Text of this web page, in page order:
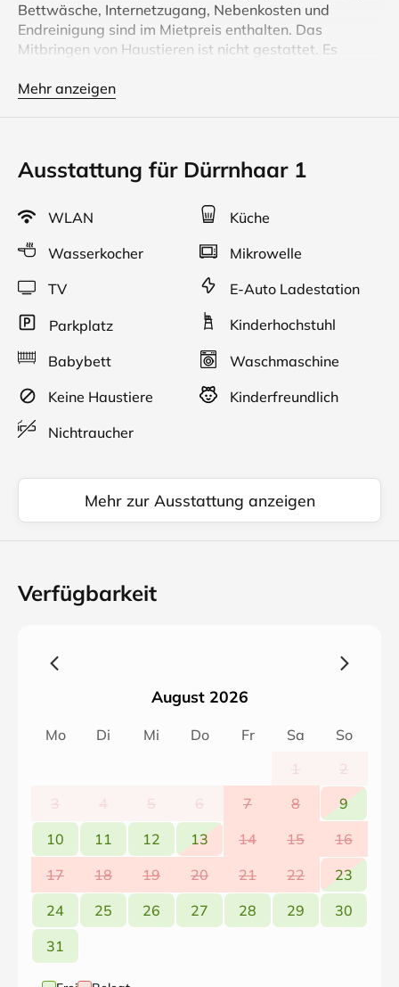
Bettwäsche, Internetzugang, Nebenkosten und
Endreinigung sind im Mietpreis enthalten. Das
Mitbringen von Haustieren ist nicht gestattet. Es
uns bereits bei Buchung mit, wenn sie die hauseigene
Ladestation nutzen wollen, damit wir den
Ladeparkplatz für sie freihalten.
Die helle und freundliche Wohnung befindet sich
Souterrain des Hauses. Eine Fussbodenheizung sorgt
ganzjährig für ein behagliches Wohnklima. Die Fenster
Mehr anzeigen
Ausstattung für Dürrnhaar 1
WLAN
Küche
Wasserkocher
Mikrowelle
TV
E-Auto Ladestation
Parkplatz Kinderhochstuhl
Babybett
Waschmaschine
Keine Haustiere
Kinderfreundlich
Nichtraucher
Mehr zur Ausstattung anzeigen
Verfügbarkeit
August 2026
Mo Di Mi Do Fr Sa
So
1
2
3
4 5 6 7 8
9
10
11 12 13 14 15
16
17
18 19 20 21 22
23
24
25 26 27 28 29
30
31